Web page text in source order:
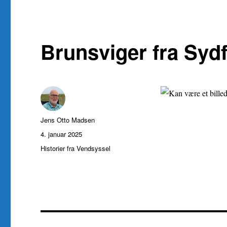
Brunsviger fra
Forfatter
Jens Otto Madsen
Udgivet
4. januar 2025
Kategorier
Historier fra Vendsyssel